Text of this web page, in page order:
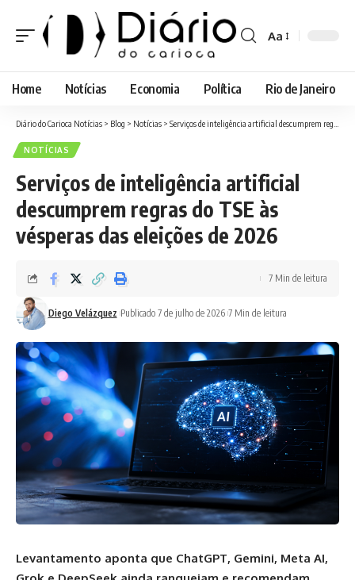
Font
Aa
Home Notícias Economia Política Rio de Janeiro
Diário do Carioca Notícias > Blog > Notícias > Serviços de inteligência artificial descumprem regras do TSE às vésperas das eleições de 2026
NOTÍCIAS
Serviços de inteligência artificial
descumprem regras do TSE às
vésperas das eleições de 2026
Diego Velázquez Publicado 7 de julho de 2026 7 Min de leitura
7 Min de leitura
Levantamento aponta que ChatGPT, Gemini, Meta AI,